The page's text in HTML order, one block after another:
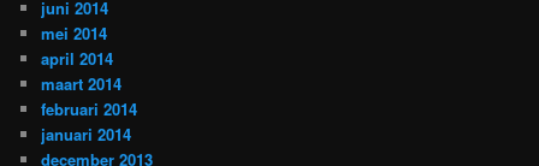
juni 2014
mei 2014
april 2014
maart 2014
februari 2014
januari 2014
december 2013